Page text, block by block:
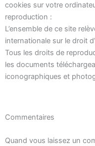
cookies sur votre
reproduction :
L’ensemble de ce site
internationale sur le droit
Tous les droits de
les documents
iconographiques et
Commentaires
Quand vous laissez un